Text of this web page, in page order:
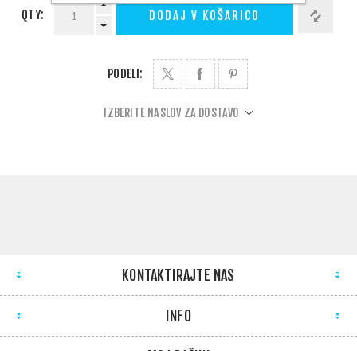
QTY: DODAJ V KOŠARICO
PODELI:
IZBERITE NASLOV ZA DOSTAVO
KONTAKTIRAJTE NAS
INFO